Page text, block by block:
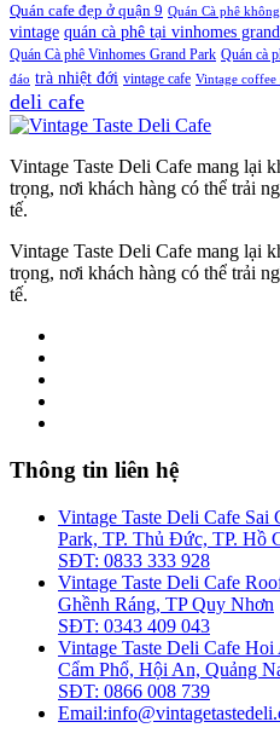
Quán cafe đẹp ở quận 9 Quán Cà phê
vintage quán cà phê tại vinhomes
Quán Cà phê Vinhomes Grand Park Quán cà
đáo trà nhiệt đới vintage cafe Vintage coffee
deli cafe
Vintage Taste Deli Cafe mang lại
trọng, nơi khách hàng có thể trải
tế.
Vintage Taste Deli Cafe mang lại
trọng, nơi khách hàng có thể trải
tế.
Thông tin liên hệ
Vintage Taste Deli Cafe Sai
Park, TP. Thủ Đức, TP. Hồ
SĐT: 0833 333 928
Vintage Taste Deli Cafe
Ghềnh Ráng, TP Quy Nhơn
SĐT: 0343 409 043
Vintage Taste Deli Cafe Hoi
Cẩm Phổ, Hội An, Quảng
SĐT: 0866 008 739
Email: